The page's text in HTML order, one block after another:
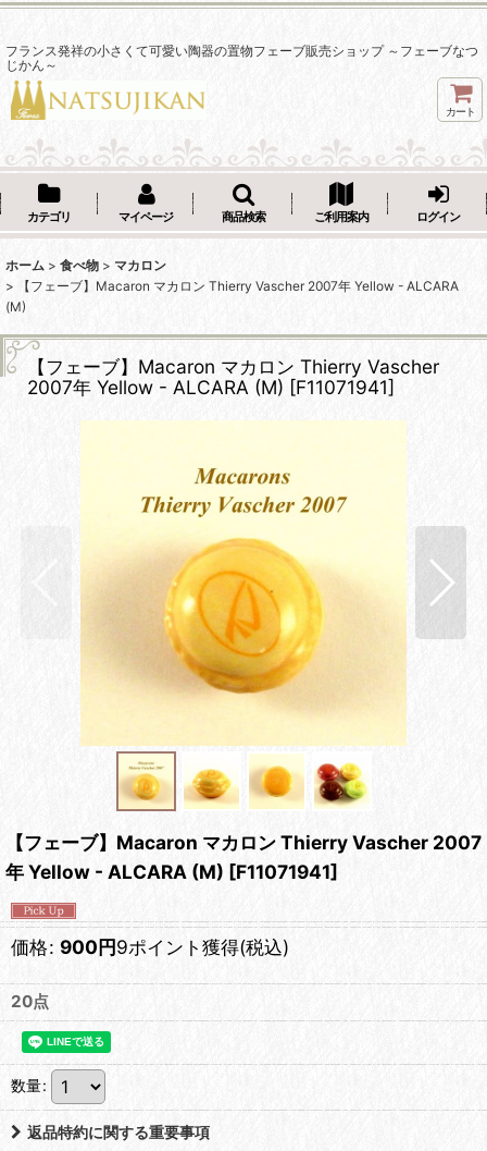
フランス発祥の小さくて可愛い陶器の置物フェーブ販売ショップ ～フェーブなつ
じかん～
カート
カテゴリ マイページ 商品検索 ご利用案内 ログイン
ホーム > 食べ物 > マカロン
>
【フェーブ】Macaron マカロン Thierry Vascher 2007年 Yellow - ALCARA
(M)
【フェーブ】Macaron マカロン Thierry Vascher
2007年 Yellow - ALCARA (M) [F11071941]
【フェーブ】Macaron マカロン Thierry Vascher 2007
年 Yellow - ALCARA (M) [F11071941]
価格: 900円9ポイント獲得(税込)
20点
数量:
返品特約に関する重要事項